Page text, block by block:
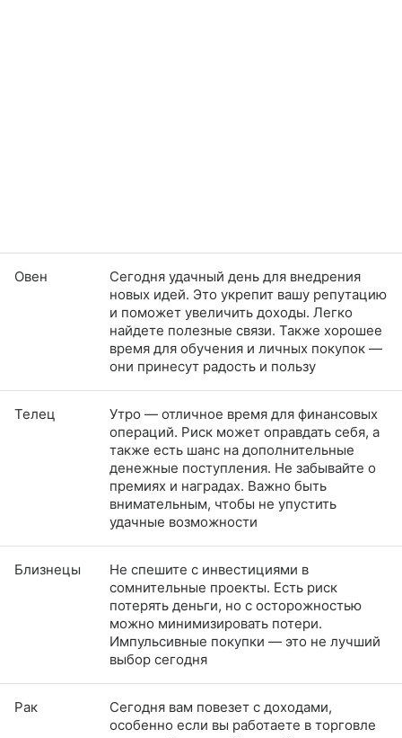
Овен
Сегодня удачный день для внедрения
новых идей. Это укрепит вашу репутацию
и поможет увеличить доходы. Легко
найдете полезные связи. Также хорошее
время для обучения и личных покупок —
они принесут радость и пользу
Телец
Утро — отличное время для финансовых
операций. Риск может оправдать себя, а
также есть шанс на дополнительные
денежные поступления. Не забывайте о
премиях и наградах. Важно быть
внимательным, чтобы не упустить
удачные возможности
Близнецы
Не спешите с инвестициями в
сомнительные проекты. Есть риск
потерять деньги, но с осторожностью
можно минимизировать потери.
Импульсивные покупки — это не лучший
выбор сегодня
Рак
Сегодня вам повезет с доходами,
особенно если вы работаете в торговле